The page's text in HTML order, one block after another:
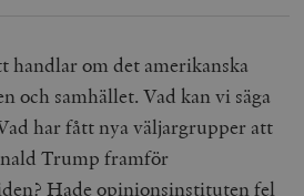
handlar om det amerikanska
och samhället. Vad kan vi säga
har fått nya väljargrupper att
Trump framför
Hade opinionsinstituten fel